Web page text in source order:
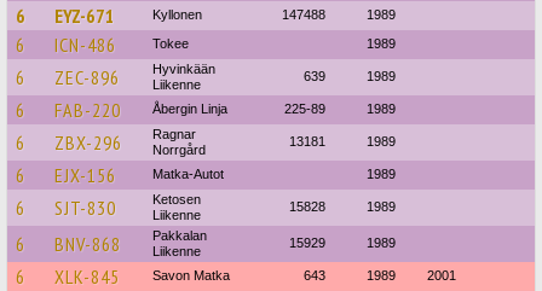
6 EYZ-671 Kyllonen 147488 1989
6 ICN-486 Tokee 1989
6 ZEC-896
Hyvinkään
Liikenne
639 1989
6 FAB-220 Åbergin Linja 225-89 1989
6 ZBX-296
Ragnar
Norrgård
13181 1989
6 EJX-156 Matka-Autot 1989
6 SJT-830
Ketosen
Liikenne
15828 1989
6 BNV-868
Pakkalan
Liikenne
15929 1989
6 XLK-845 Savon Matka 643 1989 2001